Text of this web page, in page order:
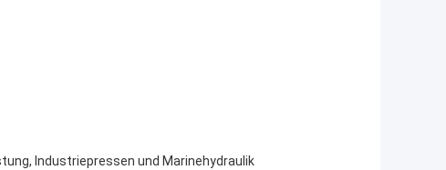
Industriepressen und Marinehydraulik